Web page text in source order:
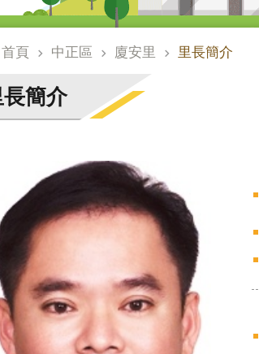
首頁 中正區 廈安里 里長簡介
長簡介